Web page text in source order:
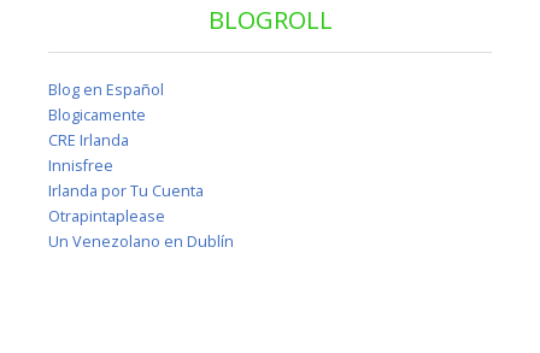
BLOGROLL
Blog en Español
Blogicamente
CRE Irlanda
Innisfree
Irlanda por Tu Cuenta
Otrapintaplease
Un Venezolano en Dublín